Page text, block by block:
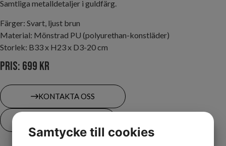
Samtliga metalldetaljer i guldfärg.
Färger: Svart, ljust brun
Material: Mönstrad PU (polyurethan-konstläder)
Storlek: B33 x H23 x D3-20 cm
Pris: 699 kr
KONTAKTA OSS
Samtycke till cookies